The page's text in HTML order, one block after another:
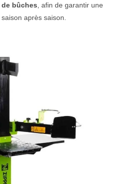
bûches , afin de garantir une
après saison.